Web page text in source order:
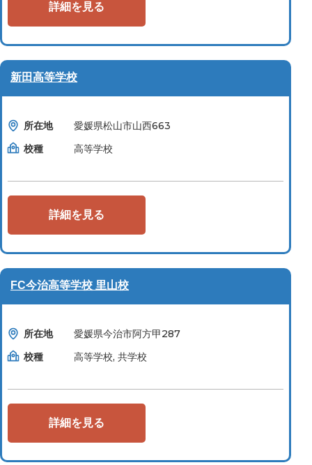
詳細を見る
新田高等学校
所在地
愛媛県松山市山西663
校種
高等学校
詳細を見る
FC今治高等学校 里山校
所在地
愛媛県今治市阿方甲287
校種
高等学校, 共学校
詳細を見る